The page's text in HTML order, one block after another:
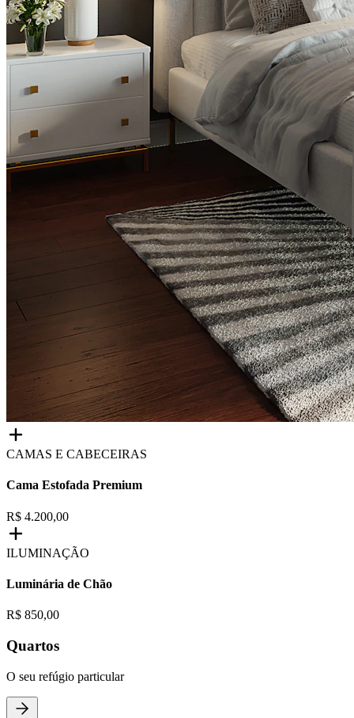
CAMAS E CABECEIRAS
Cama Estofada Premium
R$ 4.200,00
ILUMINAÇÃO
Luminária de Chão
R$ 850,00
Quartos
O seu refúgio particular